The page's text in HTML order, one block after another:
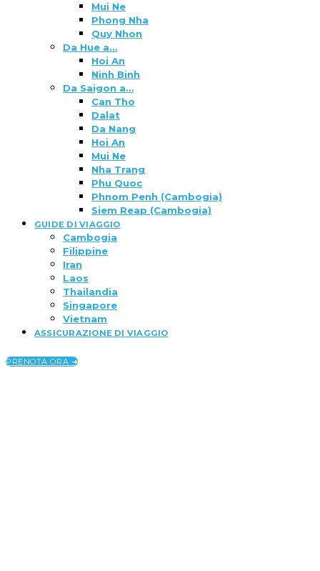
Mui Ne
Phong Nha
Quy Nhon
Da Hue a…
Hoi An
Ninh Binh
Da Saigon a…
Can Tho
Dalat
Da Nang
Hoi An
Mui Ne
Nha Trang
Phu Quoc
Phnom Penh (Cambogia)
Siem Reap (Cambogia)
GUIDE DI VIAGGIO
Cambogia
Filippine
Iran
Laos
Thailandia
Singapore
Vietnam
ASSICURAZIONE DI VIAGGIO
PRENOTA ORA ➜